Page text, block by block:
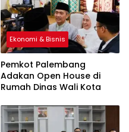
Ekonomi & Bisnis
Pemkot Palembang
Adakan Open House di
Rumah Dinas Wali Kota